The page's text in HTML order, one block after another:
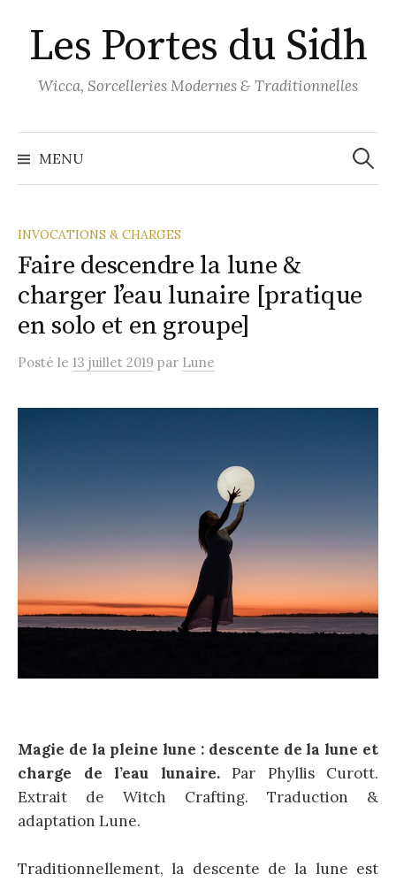
au
contenu
Les Portes du Sidh
Wicca, Sorcelleries Modernes & Traditionnelles
MENU
INVOCATIONS & CHARGES
Faire descendre la lune &
charger l’eau lunaire [pratique
en solo et en groupe]
Posté le 13 juillet 2019 par Lune
Magie de la pleine lune : descente de la lune et
charge de l’eau lunaire.Par Phyllis Curott.
Extrait de Witch Crafting. Traduction &
adaptation Lune.
Traditionnellement, la descente de la lune est